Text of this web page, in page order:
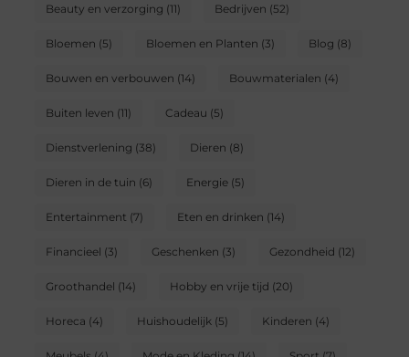
Beauty en verzorging (11) Bedrijven (52)
Bloemen (5) Bloemen en Planten (3) Blog (8)
Bouwen en verbouwen (14) Bouwmaterialen (4)
Buiten leven (11) Cadeau (5)
Dienstverlening (38) Dieren (8)
Dieren in de tuin (6) Energie (5)
Entertainment (7) Eten en drinken (14)
Financieel (3) Geschenken (3) Gezondheid (12)
Groothandel (14) Hobby en vrije tijd (20)
Horeca (4) Huishoudelijk (5) Kinderen (4)